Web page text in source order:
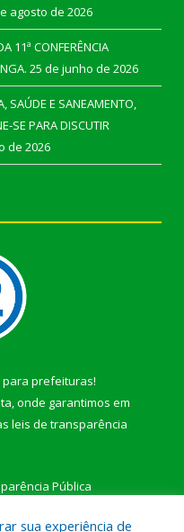
agosto de 2026
11ª CONFERÊNCIA
25 de junho de 2026
SAÚDE E SANEAMENTO,
SE PARA DISCUTIR
de 2026
para prefeituras!
onde garantimos em
leis de transparência
Pública
sua experiência de